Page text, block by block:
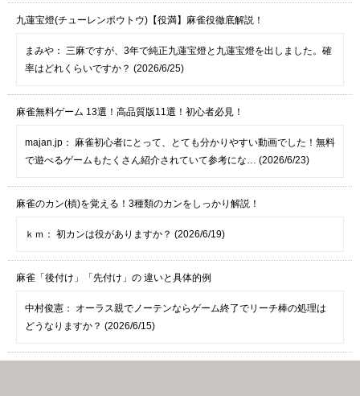
九蓮宝燈(チューレンポウトウ)【役満】麻雀役徹底解説！
まみや： 三麻ですが、3年で純正九蓮宝燈と九蓮宝燈を出しました。確
率はどれくらいですか？ (2026/6/25)
麻雀無料ゲーム 13選！高品質版11選！初心者必見！
majan.jp： 麻雀初心者にとって、とても分かりやすい動画でした！無料
で遊べるゲームもたくさん紹介されていて参考にな… (2026/6/23)
麻雀のカン(槓)を覚える！3種類のカンをしっかり解説！
ｋｍ： 初カンは役がありますか？ (2026/6/19)
麻雀「後付け」「先付け」の 違いと具体的例
中村俊憲： オーラス親でノーテンならゲーム終了でリーチ棒の処理は
どうなりますか？ (2026/6/15)